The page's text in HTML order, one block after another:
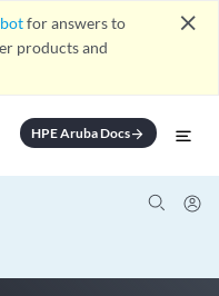
for answers to
products and
close
HPE Aruba Docsarrow_forward